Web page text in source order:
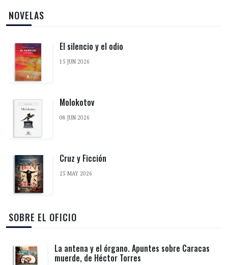
‎ NOVELAS
El silencio y el odio
15 JUN 2026
Molokotov
08 JUN 2026
Cruz y Ficción
25 MAY 2026
‎ SOBRE EL OFICIO
La antena y el órgano. Apuntes sobre Caracas
muerde, de Héctor Torres